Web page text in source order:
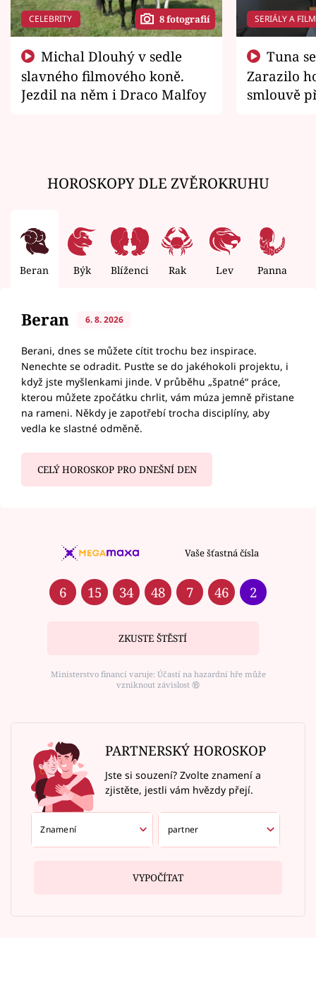
CELEBRITY 8 fotografií
slavného filmového koně.
Jezdil na něm i Draco Malfoy
SERIÁLY A
Zarazilo
smlouvě
HOROSKOPY DLE ZVĚROKRUHU
Beran Býk Blíženci Rak Lev Panna
Beran 6. 8. 2026
Berani, dnes se můžete cítit trochu bez inspirace.
Nenechte se odradit. Pusťte se do jakéhokoli projektu, i
když jste myšlenkami jinde. V průběhu „špatné“ práce,
kterou můžete zpočátku chrlit, vám múza jemně přistane
na rameni. Někdy je zapotřebí trocha disciplíny, aby
vedla ke slastné odměně.
CELÝ HOROSKOP PRO DNEŠNÍ DEN
Vaše šťastná čísla
6 15 34 48 7 46 2
ZKUSTE ŠTĚSTÍ
Ministerstvo financí varuje: Účastí na hazardní hře může
vzniknout závislost ⑱
PARTNERSKÝ HOROSKOP
Jste si souzení? Zvolte znamení a
zjistěte, jestli vám hvězdy přejí.
VYPOČÍTAT